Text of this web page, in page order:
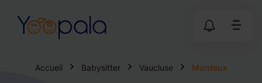
Accueil Babysitter Vaucluse Monteux